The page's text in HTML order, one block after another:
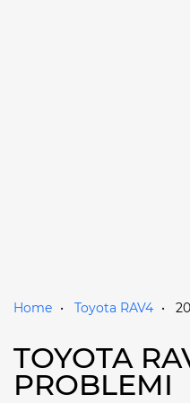
Home Toyota RAV4
TOYOTA
PROBLEMI